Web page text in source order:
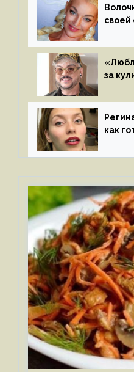
своей
за
к
как